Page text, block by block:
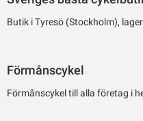
Butik i Tyresö (Stockholm),
Förmånscykel
Förmånscykel till alla företag i